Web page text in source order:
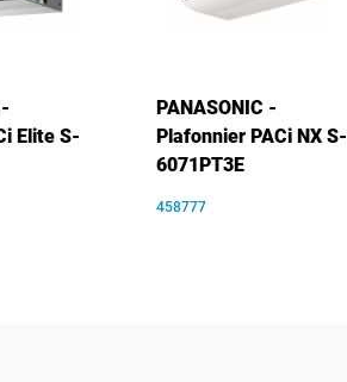
Elite S-
PANASONIC -
Plafonnier PACi NX S-
6071PT3E
458777